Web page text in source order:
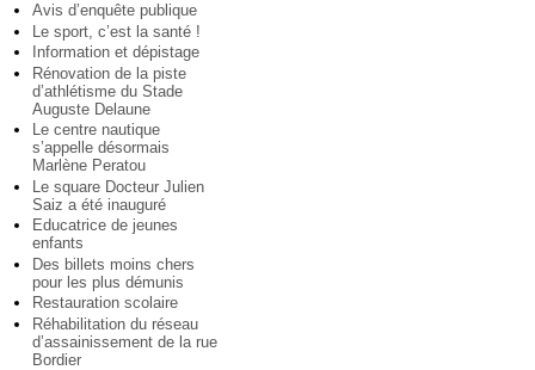
Avis d’enquête publique
Le sport, c’est la santé !
Information et dépistage
Rénovation de la piste
d’athlétisme du Stade
Auguste Delaune
Le centre nautique
s’appelle désormais
Marlène Peratou
Le square Docteur Julien
Saiz a été inauguré
Educatrice de jeunes
enfants
Des billets moins chers
pour les plus démunis
Restauration scolaire
Réhabilitation du réseau
d’assainissement de la rue
Bordier